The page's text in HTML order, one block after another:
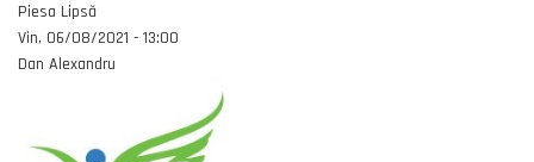
Emisiunea
Piesa Lipsă
Data
Vin, 06/08/2021 - 13:00
Autor
Dan Alexandru